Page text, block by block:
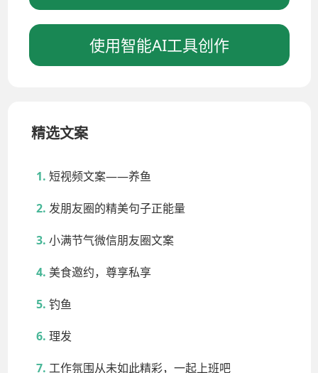
使用智能AI工具创作
精选文案
短视频文案——养鱼
发朋友圈的精美句子正能量
小满节气微信朋友圈文案
美食邀约，尊享私享
钓鱼
理发
工作氛围从未如此精彩，一起上班吧